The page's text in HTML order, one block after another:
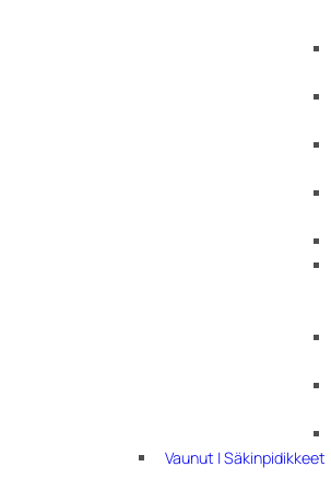
Vaunut | Säkinpidikkeet